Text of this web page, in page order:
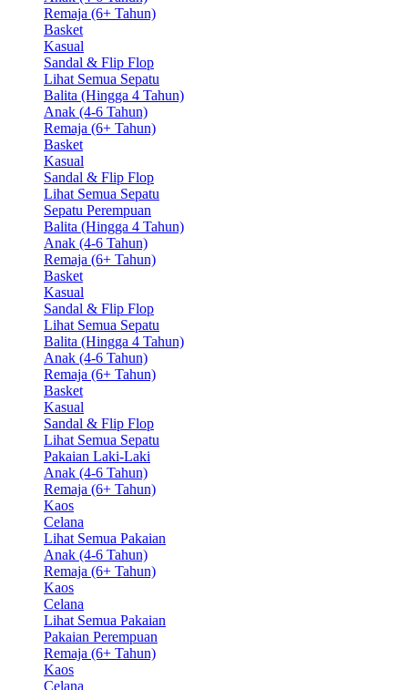
Remaja (6+ Tahun)
Basket
Kasual
Sandal & Flip Flop
Lihat Semua Sepatu
Balita (Hingga 4 Tahun)
Anak (4-6 Tahun)
Remaja (6+ Tahun)
Basket
Kasual
Sandal & Flip Flop
Lihat Semua Sepatu
Sepatu Perempuan
Balita (Hingga 4 Tahun)
Anak (4-6 Tahun)
Remaja (6+ Tahun)
Basket
Kasual
Sandal & Flip Flop
Lihat Semua Sepatu
Balita (Hingga 4 Tahun)
Anak (4-6 Tahun)
Remaja (6+ Tahun)
Basket
Kasual
Sandal & Flip Flop
Lihat Semua Sepatu
Pakaian Laki-Laki
Anak (4-6 Tahun)
Remaja (6+ Tahun)
Kaos
Celana
Lihat Semua Pakaian
Anak (4-6 Tahun)
Remaja (6+ Tahun)
Kaos
Celana
Lihat Semua Pakaian
Pakaian Perempuan
Remaja (6+ Tahun)
Kaos
Celana